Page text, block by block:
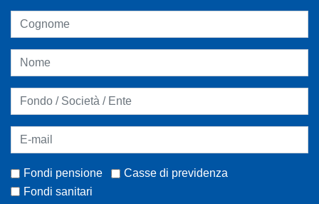
Fondi pensione
Casse di previdenza
Fondi sanitari